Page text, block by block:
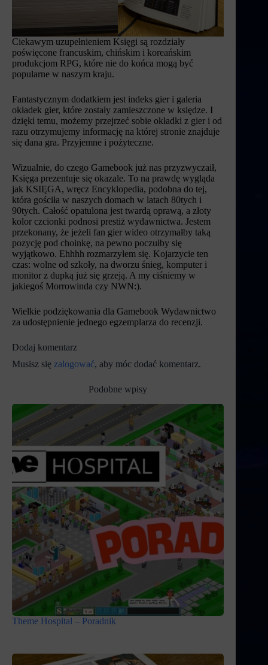
Ciekawym uzupełnieniem Księgi są rozdziały
poświęcone francuskim, chińskim i koreańskim
produkcjom RPG, które nie do końca mogą być
popularne w naszym kraju.
Fantastycznym dodatkiem jest indeks gier i galeria
okładek gier, które zostały zamieszczone w księdze. I
dzięki temu, możemy przejrzeć sobie okładki z gier i od
razu otrzymujemy informację na której stronie znajduje
się dana gra. Przyjemne i pożyteczne.
Wizualnie, do czego Gamebook już nas przyzwyczaił,
Księga prezentuje się okazale. To na prawdę wygląda
jak KSIĘGA, wręcz Encyklopedia, podobna do tej,
która gościła w naszych domach w latach 80tych i
90tych. Całość opatulona jest twardą oprawą, a złoty
kolor czcionki podnosi prestiż wydawnictwa. Jestem
przekonany, że jeżeli fan gier wideo otrzymałby taką
pozycję pod choinkę, na pewno poczułby się
wyjątkowo. Ehhhh rozmarzyłem się. Kojarzycie ten
czas: wolne od szkoły, na dworzu śnieg, komputer i
monitor z dupką już się grzeją. A my ciśniemy w
jakiegoś Morrowinda czy NWN:).
Wielkie podziękowania dla Gamebook Wydawnictwo
za udostępnienie jednego egzemplarza do recenzji.
Dodaj komentarz
Musisz się zalogować, aby móc dodać komentarz.
Podobne wpisy
Theme Hospital – Poradnik